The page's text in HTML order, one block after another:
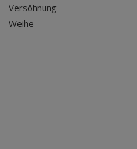
Versöhnung
Weihe